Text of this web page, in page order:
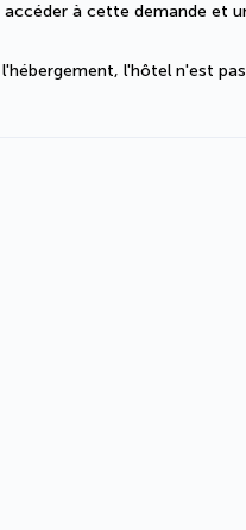
à cette demande et
l'hôtel n'est